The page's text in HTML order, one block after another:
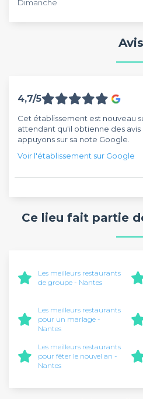
Dimanche
Avis
4,7/5
Cet établissement est nouveau
attendant qu'il obtienne des avis
appuyons sur sa note Google.
Voir l'établissement sur Google
Ce lieu fait partie
Les meilleurs restaurants
de groupe - Nantes
Les meilleurs restaurants
pour un mariage -
Nantes
Les meilleurs restaurants
pour fêter le nouvel an -
Nantes